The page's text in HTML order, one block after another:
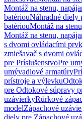
Montáž na stenu,
batériouNáhradné diely
batériouMontáž na
Montáž na stenu,
s dvomi ovládacími
zmiešavač s dvomi
pre PríslušenstvoPre
umývadlové armatúry
prístroje a výlevku
pre Odtokové súpravy
uzávierkyRúrkové
modelZápachové
diely pre Zápachové